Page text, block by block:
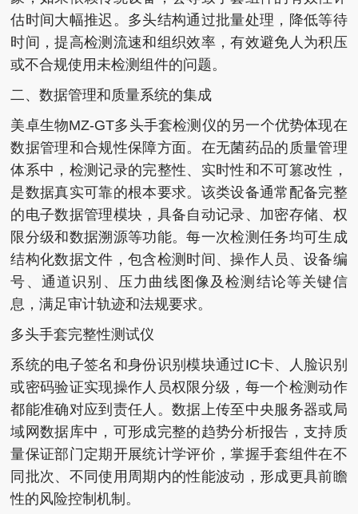
估时间大幅推迟。多头结构通过批量处理，降低等待
时间，提高检测流速和组织效率，有效避免人为积压
或不合规使用未检测组件的问题。
二、数据管理和质量系统的集成
美卓生物MZ-GT多头手套检测仪的另一个优势体现在
数据管理和合规性保障方面。在无菌药品的质量管理
体系中，检测记录的完整性、实时性和不可篡改性，
是数据真实可靠的根本要求。该类设备通常配备完整
的电子数据管理模块，具备自动记录、加密存储、权
限分级和数据溯源等功能。每一次检测任务均可生成
结构化数据文件，包含检测时间、操作人员、设备编
号、通道识别、压力曲线图像及检测结论等关键信
息，满足审计轨迹和法规要求。
多头手套完整性测试仪
系统的电子签名和身份识别模块通过IC卡、人脸识别
或密码验证实现操作人员权限分级，每一个检测动作
都能准确对应到责任人。数据上传至中央服务器或局
域网数据库中，可形成完整的趋势分析报告，支持质
量保证部门定期开展统计学评价，掌握手套组件在不
同批次、不同使用周期内的性能波动，形成更具前瞻
性的风险控制机制。